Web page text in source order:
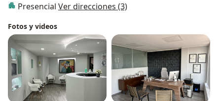
Presencial Ver direcciones (3)
Fotos y videos